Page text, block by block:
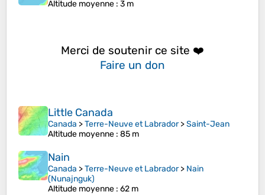
Altitude moyenne : 3 m
Merci de soutenir ce site ❤️
Faire un don
Little Canada
Canada >Terre-Neuve et Labrador>Saint-Jean
Altitude moyenne : 85 m
Nain
Canada >Terre-Neuve et Labrador> Nain
(Nunajnguk)
Altitude moyenne : 62 m